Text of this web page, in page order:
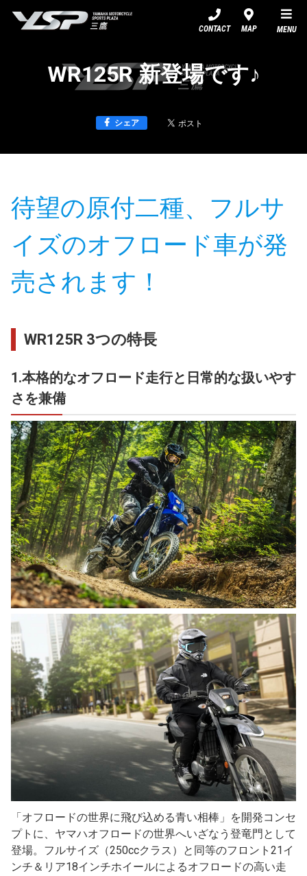
CONTACT MAP MENU
WR125R 新登場です♪
シェア
待望の原付二種、フルサ
イズのオフロード車が発
売されます！
WR125R 3つの特長
1.本格的なオフロード走行と日常的な扱いやす
さを兼備
「オフロードの世界に飛び込める青い相棒」を開発コンセ
プトに、ヤマハオフロードの世界へいざなう登竜門として
登場。フルサイズ（250ccクラス）と同等のフロント21イ
ンチ＆リア18インチホイールによるオフロードの高い走